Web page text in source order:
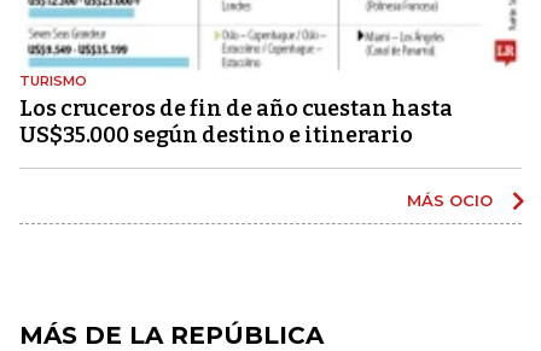
TURISMO
Los cruceros de fin de año cuestan hasta
US$35.000 según destino e itinerario
MÁS OCIO
MÁS DE LA REPÚBLICA